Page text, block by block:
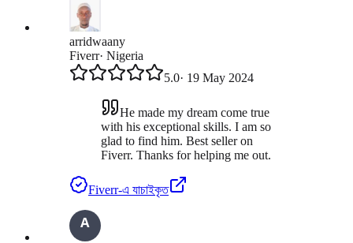
arridwaany
Fiverr· Nigeria
5.0· 19 May 2024
He made my dream come true
with his exceptional skills. I am so
glad to find him. Best seller on
Fiverr. Thanks for helping me out.
Fiverr-এ যাচাইকৃত